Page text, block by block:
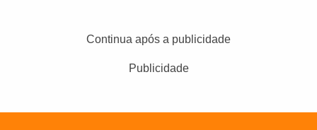
Continua após a publicidade
Publicidade